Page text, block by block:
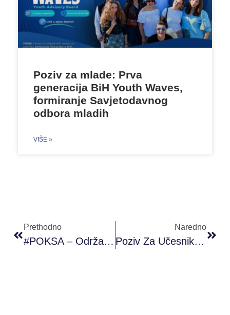
Poziv za mlade: Prva
generacija BiH Youth Waves,
formiranje Savjetodavnog
odbora mladih
VIŠE »
Prethodno
#POKSA – Održana Prva Radionica Italijanskog Jezika U Sklopu Radionice Ciao Italia
Naredno
Poziv Za Učesnike/ce Iz Sarajeva: Kurs Njemačkog Jezika